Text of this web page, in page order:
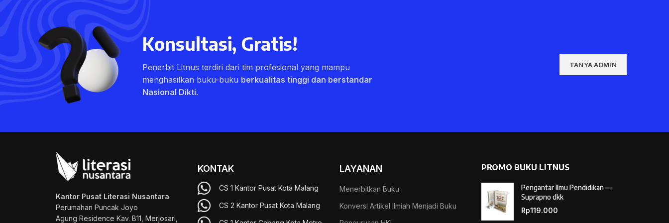
Konsultasi, Gratis!
Penerbit Litnus terdiri dari tim profesional yang mampu
menghasilkan buku-buku berkualitas tinggi dan berstandar
Nasional Dikti.
TANYA ADMIN
Kantor Pusat Literasi Nusantara
Perumahan Puncak Joyo
Agung Residence Kav. B11, Merjosari,
KONTAK
CS 1 Kantor Pusat Kota Malang
CS 2 Kantor Pusat Kota Malang
LAYANAN
Menerbitkan Buku
Konversi Artikel Ilmiah Menjadi Buku
PROMO BUKU LITNUS
Pengantar Ilmu Pendidikan —
Suprapno dkk
Rp119.000